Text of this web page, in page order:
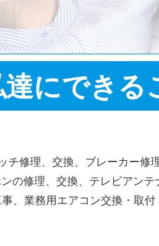
にできる
修理、交換、ブレーカー
の修理、交換、テレビアンテ
、業務用エアコン交換・取